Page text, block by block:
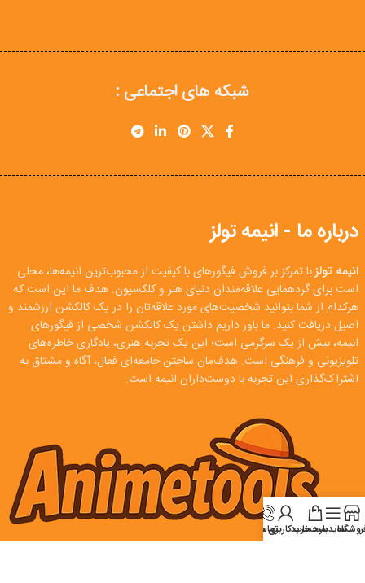
شبکه های اجتماعی :
درباره ما - انیمه تولز
انیمه تولزبا تمرکز بر فروش فیگورهای با کیفیت از محبوب‌ترین انیمه‌ها، محلی
است برای گردهمایی علاقه‌مندان دنیای هنر و کلکسیون. هدف ما این است که
هرکدام از شما بتوانید شخصیت‌های مورد علاقه‌تان را در یک کالکشن ارزشمند و
اصیل دریافت کنید. ما باور داریم داشتن یک کالکشن شخصی از فیگورهای
انیمه، بیش از یک سرگرمی است؛ این یک تجربه هنری، یادگاری خاطره‌های
تلویزیونی و فرهنگی است. هدف‌مان ساختن جامعه‌ای فعال، آگاه و مشتاق به
اشتراک‌گذاری این تجربه با دوست‌داران انیمه است.
سایدبارسبد خرید
حساب کاربری من
تماس